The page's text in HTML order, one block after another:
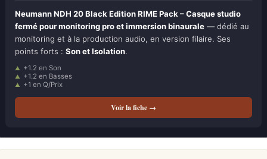
Neumann NDH 20 Black Edition RIME Pack – Casque studio
fermé pour monitoring pro et immersion binaurale — dédié au
monitoring et à la production audio, en version filaire. Ses
points forts : Son et Isolation.
+1.2 en Son
+1.2 en Basses
+1 en Q/Prix
Voir la fiche →